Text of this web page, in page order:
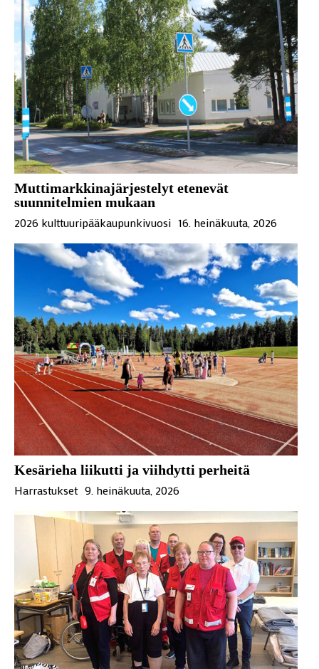
Muttimarkkinajärjestelyt etenevät
suunnitelmien mukaan
2026 kulttuuripääkaupunkivuosi 16. heinäkuuta, 2026
Kesärieha liikutti ja viihdytti perheitä
Harrastukset 9. heinäkuuta, 2026